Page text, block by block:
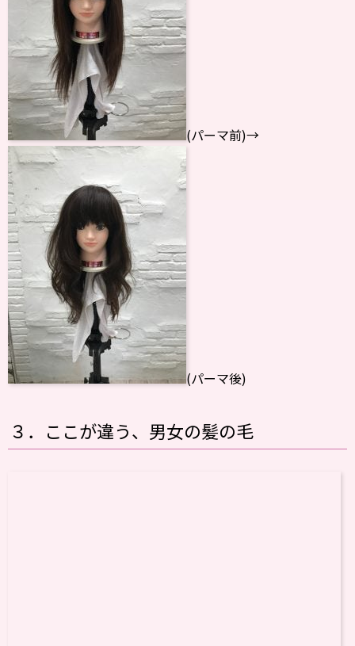
(パーマ前)→
(パーマ後)
３．ここが違う、男女の髪の毛